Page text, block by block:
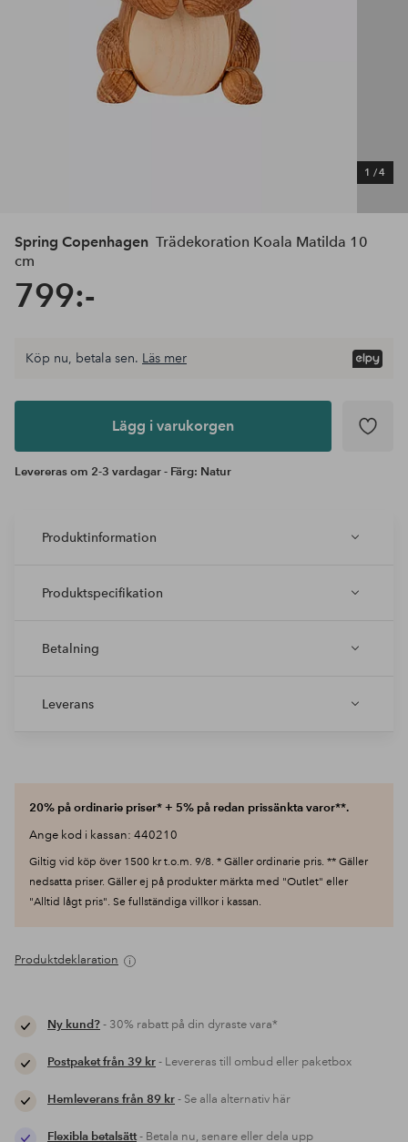
1 /4
Spring Copenhagen Trädekoration Koala Matilda 10
cm
799:-
Lägg i
Köp nu, betala sen. Läs mer
Lägg i varukorgen
Levereras om 2-3 vardagar - Färg: Natur
Produktinformation
Produktspecifikation
Betalning
Leverans
20% på ordinarie priser* + 5% på redan prissänkta varor**.
Ange kod i kassan: 440210
Giltig vid köp över 1500 kr t.o.m. 9/8. * Gäller ordinarie pris. ** Gäller
nedsatta priser. Gäller ej på produkter märkta med "Outlet" eller
"Alltid lågt pris". Se fullständiga villkor i kassan.
Produktdeklaration
Ny kund?- 30% rabatt på din dyraste vara*
Postpaket från 39 kr- Levereras till ombud eller paketbox
Hemleverans från 89 kr- Se alla alternativ här
Flexibla betalsätt- Betala nu, senare eller dela upp